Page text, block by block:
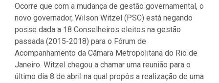
Ocorre que com a mudança de gestão governamental, o
novo governador, Wilson Witzel (PSC) está negando
posse dada a 18 Conselheiros eleitos na gestão
passada (2015-2018) para o Fórum de
Acompanhamento da Câmara Metropolitana do Rio de
Janeiro. Witzel chegou a chamar uma reunião para o
último dia 8 de abril na qual propôs a realização de uma